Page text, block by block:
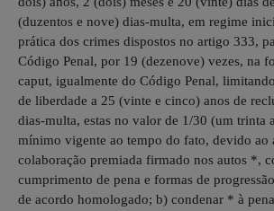
(duzentos e nove) dias-multa, em regime
prática dos crimes dispostos no artigo 333,
Código Penal, por 19 (dezenove) vezes, na
caput, igualmente do Código Penal,
de liberdade a 25 (vinte e cinco) anos de
dias-multa, estas no valor de 1/30 (um trinta
mínimo vigente ao tempo do fato, devido ao
colaboração premiada firmado nos autos *,
cumprimento de pena e formas de
de acordo homologado; b) condenar * à